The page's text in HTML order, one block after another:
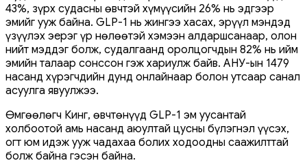
43%, зүрх судасны өвчтэй хүмүүсийн 26% нь эдгээр
эмийг ууж байна. GLP-1 нь жингээ хасах, эрүүл мэндэд
үзүүлэх эерэг үр нөлөөтэй хэмээн алдаршсанаар, олон
нийт мэддэг болж, судалгаанд оролцогчдын 82% нь ийм
эмийн талаар сонссон гэж хариулж байв. АНУ-ын 1479
насанд хүрэгчдийн дунд онлайнаар болон утсаар санал
асуулга явуулжээ.
Өмгөөлөгч Кинг, өвчтөнүүд GLP-1 эм уусантай
холбоотой амь насанд аюултай цусны бүлэгнэл үүсэх,
огт юм идэж ууж чадахаа болих ходоодны саажилттай
болж байна гэсэн байна.